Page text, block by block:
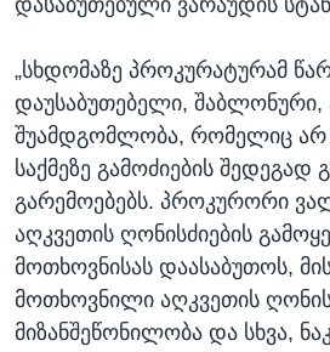
დასაბუთებული ვარაუდის
„სხდომაზე პროკურატურამ
დაუსაბუთებელი, შაბლონური,
შუამდგომლობა, რომელიც არ
საქმეზე გამოძიების
გარემოებებს. პროკურორი
აღკვეთის ღონისძიების
მოთხოვნისას დაასაბუთოს,
მოთხოვნილი აღკვეთის
მიზანშეწონილობა და სხვა,